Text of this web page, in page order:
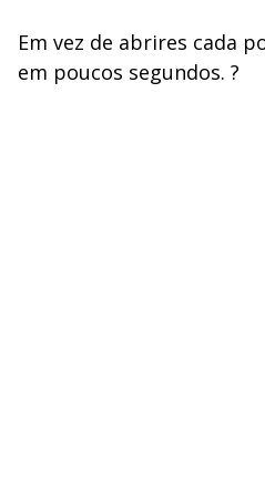
Em vez de abrires cada
em poucos segundos. ?